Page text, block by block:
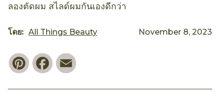
ลองตัดผม สไลด์ผมกันเองดีกว่า
โดย: All Things Beauty November 8, 2023
PinterestFacebook